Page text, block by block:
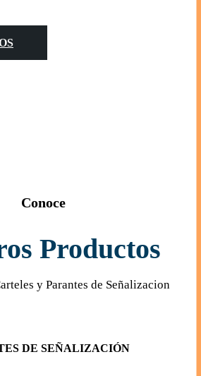
Conoce
Productos
y Parantes de Señalizacion
DE SEÑALIZACIÓN